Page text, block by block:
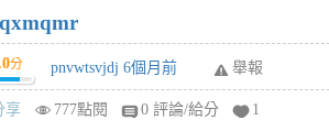
分 pnvwtsvjdj 6個月前 舉報
享 777點閱 0 評論/給分 1